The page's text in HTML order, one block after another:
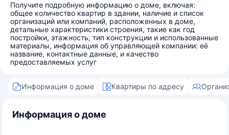
Получите подробную информацию о доме, включая:
общее количество квартир в здании, наличие и список
организаций или компаний, расположенных в доме,
детальные характеристики строения, такие как год
постройки, этажность, тип конструкции и использованные
материалы, информация об управляющей компании: её
название, контактные данные, и качество
предоставляемых услуг
Информация о доме Квартиры по адресу
Информация о доме